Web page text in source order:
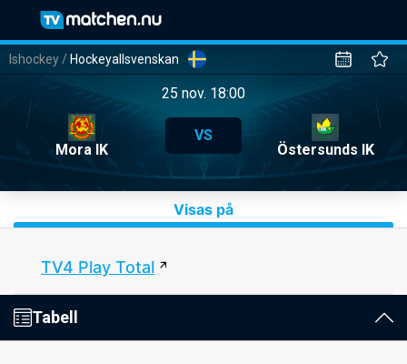
Ishockey / Hockeyallsvenskan
25 nov. 18:00
Mora IK
VS
Östersunds IK
Visas på
TV4 Play Total
Tabell